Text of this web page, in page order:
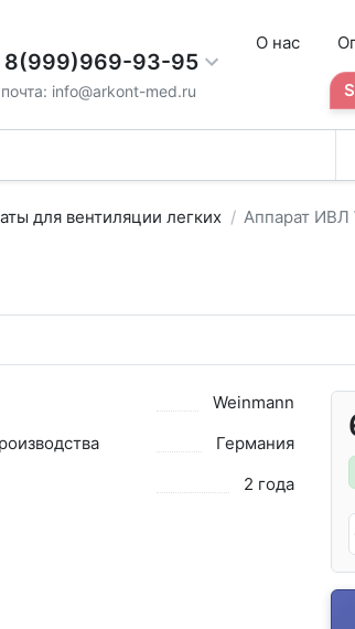
8(999)969-93-95
info@arkont-med.ru
О нас
для вентиляции легких Аппарат ИВЛ
Weinmann
Германия
2 года